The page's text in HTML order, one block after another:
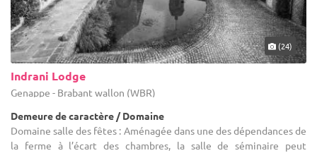
(24)
Indrani Lodge
Genappe - Brabant wallon (WBR)
Demeure de caractère / Domaine
Domaine salle des fêtes : Aménagée dans une des dépendances de
la ferme à l’écart des chambres, la salle de séminaire peut